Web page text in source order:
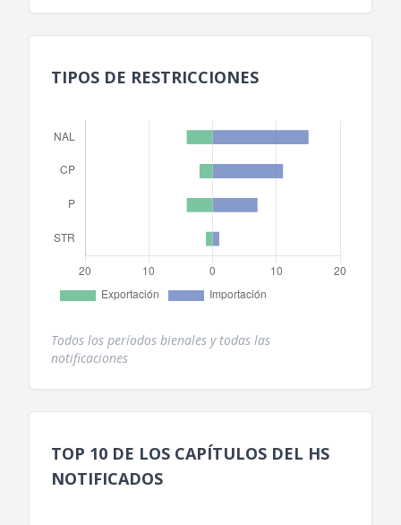
TIPOS DE RESTRICCIONES
Todos los períodos bienales y todas las
notificaciones
TOP 10 DE LOS CAPÍTULOS DEL HS
NOTIFICADOS